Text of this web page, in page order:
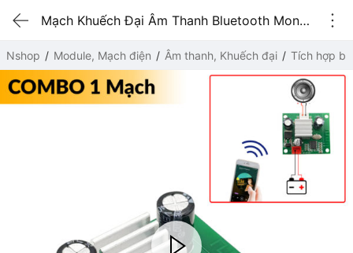
Mạch Khuếch Đại Âm Thanh Bluetooth Mono TWS 30W Hỗ Trợ Ghép Đôi 2 Loa Stereo COMBO 1 Mạch
Nshop Module, Mạch điện Âm thanh, Khuếch đại Tích hợp